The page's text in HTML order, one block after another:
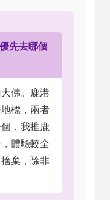
先去哪個
佛。鹿港
標，兩者
，我推鹿
體驗較全
棄，除非